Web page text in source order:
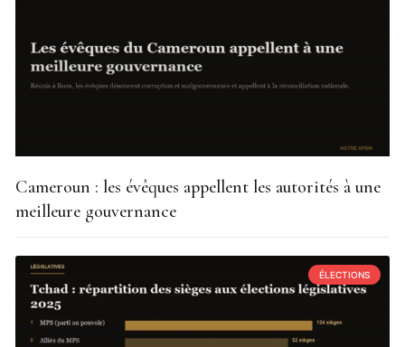
Cameroun : les évêques appellent les autorités à une
meilleure gouvernance
ÉLECTIONS